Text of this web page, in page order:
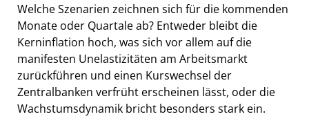
Welche Szenarien zeichnen sich für die kommenden
Monate oder Quartale ab? Entweder bleibt die
Kerninflation hoch, was sich vor allem auf die
manifesten Unelastizitäten am Arbeitsmarkt
zurückführen und einen Kurswechsel der
Zentralbanken verfrüht erscheinen lässt, oder die
Wachstumsdynamik bricht besonders stark ein.